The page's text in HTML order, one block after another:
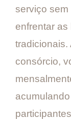
serviço sem
enfrentar
tradicionais.
consórcio,